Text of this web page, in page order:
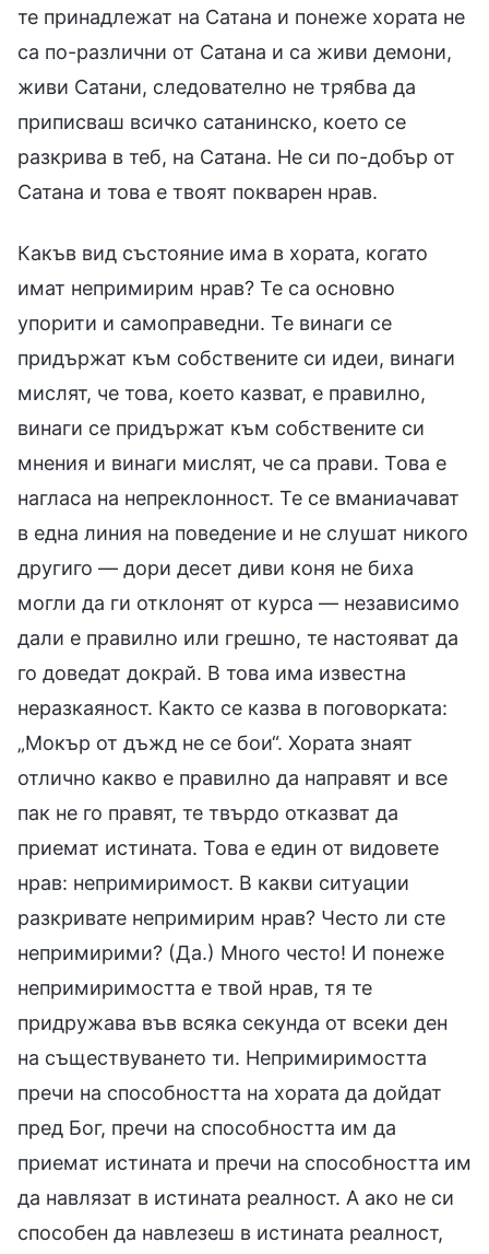
те принадлежат на Сатана и понеже хората не
са по-различни от Сатана и са живи демони,
живи Сатани, следователно не трябва да
приписваш всичко сатанинско, което се
разкрива в теб, на Сатана. Не си по-добър от
Сатана и това е твоят покварен нрав.
Какъв вид състояние има в хората, когато
имат непримирим нрав? Те са основно
упорити и самоправедни. Те винаги се
придържат към собствените си идеи, винаги
мислят, че това, което казват, е правилно,
винаги се придържат към собствените си
мнения и винаги мислят, че са прави. Това е
нагласа на непреклонност. Те се вманиачават
в една линия на поведение и не слушат никого
другиго — дори десет диви коня не биха
могли да ги отклонят от курса — независимо
дали е правилно или грешно, те настояват да
го доведат докрай. В това има известна
неразкаяност. Както се казва в поговорката:
„Мокър от дъжд не се бои“. Хората знаят
отлично какво е правилно да направят и все
пак не го правят, те твърдо отказват да
приемат истината. Това е един от видовете
нрав: непримиримост. В какви ситуации
разкривате непримирим нрав? Често ли сте
непримирими? (Да.) Много често! И понеже
непримиримостта е твой нрав, тя те
придружава във всяка секунда от всеки ден
на съществуването ти. Непримиримостта
пречи на способността на хората да дойдат
пред Бог, пречи на способността им да
приемат истината и пречи на способността им
да навлязат в истината реалност. А ако не си
способен да навлезеш в истината реалност,